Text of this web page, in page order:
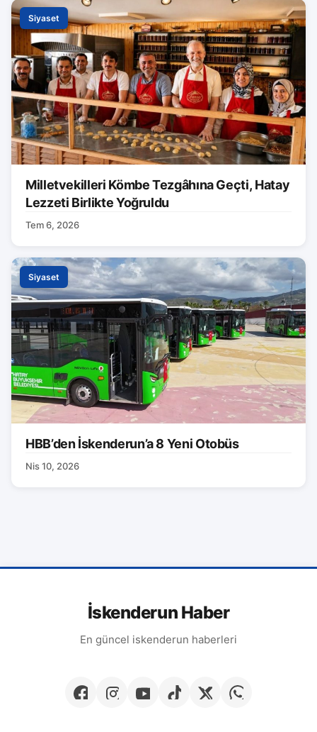
Siyaset
Milletvekilleri Kömbe Tezgâhına Geçti, Hatay
Lezzeti Birlikte Yoğruldu
Tem 6, 2026
Siyaset
HBB’den İskenderun’a 8 Yeni Otobüs
Nis 10, 2026
İskenderun Haber
En güncel iskenderun haberleri